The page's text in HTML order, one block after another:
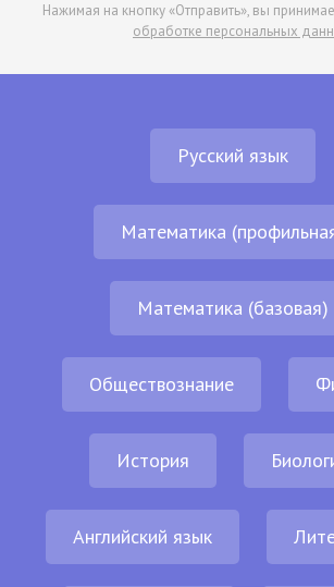
Нажимая на кнопку «Отправить», вы
обработке персональных
Русский язык
Математика
Математика (базовая)
Обществознание
История
Английский язык